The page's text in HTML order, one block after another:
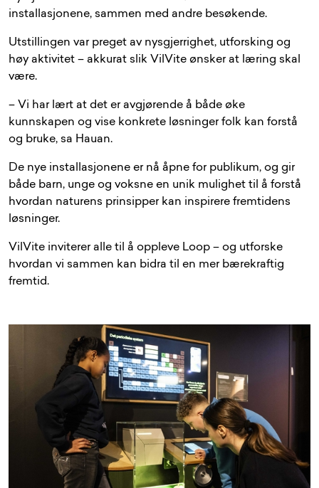
installasjonene, sammen med andre besøkende.
Utstillingen var preget av nysgjerrighet, utforsking og
høy aktivitet – akkurat slik VilVite ønsker at læring skal
være.
– Vi har lært at det er avgjørende å både øke
kunnskapen og vise konkrete løsninger folk kan forstå
og bruke, sa Hauan.
De nye installasjonene er nå åpne for publikum, og gir
både barn, unge og voksne en unik mulighet til å forstå
hvordan naturens prinsipper kan inspirere fremtidens
løsninger.
VilVite inviterer alle til å oppleve Loop – og utforske
hvordan vi sammen kan bidra til en mer bærekraftig
fremtid.